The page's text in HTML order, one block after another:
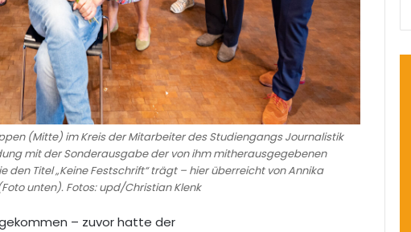
(Mitte) im Kreis der Mitarbeiter des Studiengangs Journalistik
mit der Sonderausgabe der von ihm mitherausgegebenen
den Titel „Keine Festschrift“ trägt – hier überreicht von Annika
unten). Fotos: upd/Christian Klenk
– zuvor hatte der